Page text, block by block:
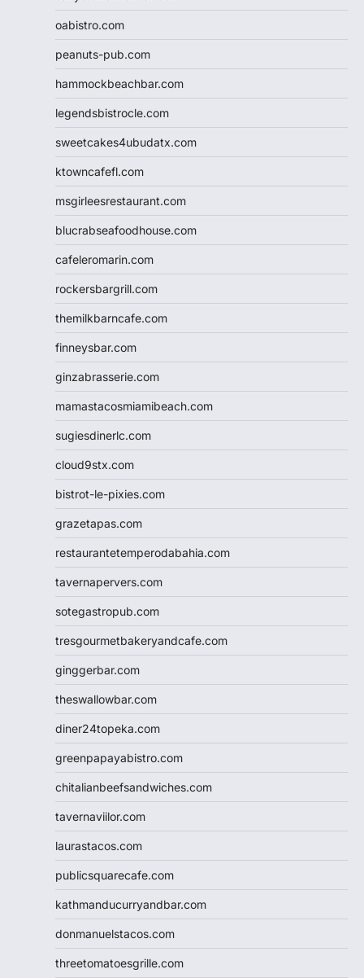
oabistro.com
peanuts-pub.com
hammockbeachbar.com
legendsbistrocle.com
sweetcakes4ubudatx.com
ktowncafefl.com
msgirleesrestaurant.com
blucrabseafoodhouse.com
cafeleromarin.com
rockersbargrill.com
themilkbarncafe.com
finneysbar.com
ginzabrasserie.com
mamastacosmiamibeach.com
sugiesdinerlc.com
cloud9stx.com
bistrot-le-pixies.com
grazetapas.com
restaurantetemperodabahia.com
tavernapervers.com
sotegastropub.com
tresgourmetbakeryandcafe.com
ginggerbar.com
theswallowbar.com
diner24topeka.com
greenpapayabistro.com
chitalianbeefsandwiches.com
tavernaviilor.com
laurastacos.com
publicsquarecafe.com
kathmanducurryandbar.com
donmanuelstacos.com
threetomatoesgrille.com